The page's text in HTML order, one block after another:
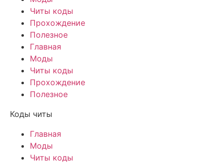
Читы коды
Прохождение
Полезное
Главная
Моды
Читы коды
Прохождение
Полезное
Коды читы
Главная
Моды
Читы коды